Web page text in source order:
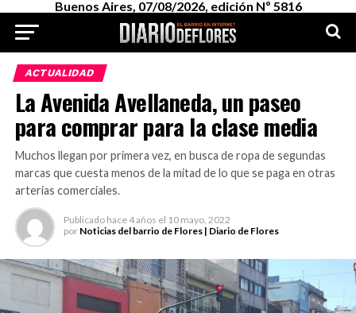
Buenos Aires, 07/08/2026, edición Nº 5816
ACTUALIDAD
La Avenida Avellaneda, un paseo
para comprar para la clase media
Muchos llegan por primera vez, en busca de ropa de segundas
marcas que cuesta menos de la mitad de lo que se paga en otras
arterias comerciales.
Publicado hace 4 años el 10 mayo, 2022
por Noticias del barrio de Flores | Diario de Flores